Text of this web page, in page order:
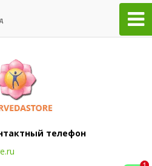
телефон